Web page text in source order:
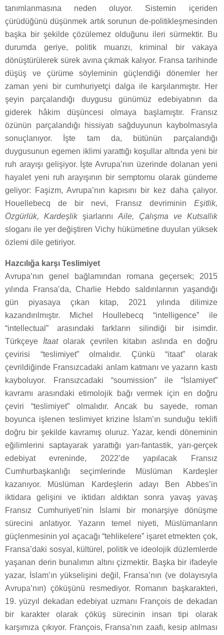
tanımlanmasına neden oluyor. Sistemin içeriden
çürüdüğünü düşünmek artık sorunun de-politikleşmesinden
başka bir şekilde çözülemez olduğunu ileri sürmektir. Bu
durumda geriye, politik muarızı, kriminal bir vakaya
dönüştürülerek sürek avına çıkmak kalıyor. Fransa tarihinde
düşüş ve çürüme söyleminin güçlendiği dönemler her
zaman yeni bir cumhuriyetçi dalga ile karşılanmıştır. Her
şeyin parçalandığı duygusu günümüz edebiyatının da
giderek hâkim düşüncesi olmaya başlamıştır. Fransız
özünün parçalandığı hissiyatı sağduyunun kaybolmasıyla
sonuçlanıyor. İşte tam da, bütünün parçalandığı
duygusunun egemen iklimi yarattığı koşullar altında yeni bir
ruh arayışı gelişiyor. İşte Avrupa’nın üzerinde dolanan yeni
hayalet yeni ruh arayışının bir semptomu olarak gündeme
geliyor: Faşizm, Avrupa’nın kapısını bir kez daha çalıyor.
Houellebecq de bir nevi, Fransız devriminin Eşitlik,
Özgürlük, Kardeşlikşiarlarını Aile, Çalışma ve Kutsallık
sloganı ile yer değiştiren Vichy hükümetine duyulan yüksek
özlemi dile getiriyor.
Hazcılığa karşı Teslimiyet
Avrupa’nın genel bağlamından romana geçersek; 2015
yılında Fransa’da, Charlie Hebdo saldırılarının yaşandığı
gün piyasaya çıkan kitap, 2021 yılında dilimize
kazandırılmıştır. Michel Houllebecq “intelligence” ile
“intellectual” arasındaki farkların silindiği bir isimdir.
Türkçeye İtaatolarak çevrilen kitabın aslında en doğru
çevirisi “teslimiyet” olmalıdır. Çünkü “itaat” olarak
çevrildiğinde Fransızcadaki anlam katmanı ve yazarın kastı
kayboluyor. Fransızcadaki “soumission” ile “İslamiyet”
kavramı arasındaki etimolojik bağı vermek için en doğru
çeviri “teslimiyet” olmalıdır. Ancak bu sayede, roman
boyunca işlenen teslimiyet krizine İslam’ın sunduğu teklifi
doğru bir şekilde kavramış oluruz. Yazar, kendi döneminin
eğilimlerini saptayarak yarattığı yarı-fantastik, yarı-gerçek
edebiyat evreninde, 2022’de yapılacak Fransız
Cumhurbaşkanlığı seçimlerinde Müslüman Kardeşler
kazanıyor. Müslüman Kardeşlerin adayı Ben Abbes’in
iktidara gelişini ve iktidarı aldıktan sonra yavaş yavaş
Fransız Cumhuriyeti’nin İslami bir monarşiye dönüşme
sürecini anlatıyor. Yazarın temel niyeti, Müslümanların
güçlenmesinin yol açacağı “tehlikelere” işaret etmekten çok,
Fransa’daki sosyal, kültürel, politik ve ideolojik düzlemlerde
yaşanan derin bunalımın altını çizmektir. Başka bir ifadeyle
yazar, İslam’ın yükselişini değil, Fransa’nın (ve dolayısıyla
Avrupa’nın) çöküşünü resmediyor. Romanın başkarakteri,
19. yüzyıl dekadan edebiyat uzmanı François de dekadan
bir karakter olarak çöküş sürecinin insan tipi olarak
karşımıza çıkıyor. François, Fransa’nın zaafı, kesip atılması